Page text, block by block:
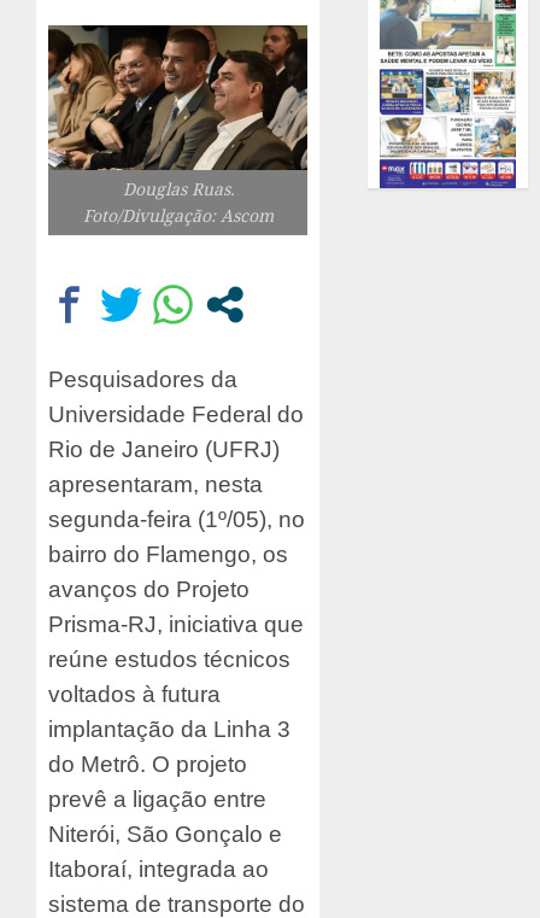
Douglas Ruas.
Foto/Divulgação: Ascom
Pesquisadores da
Universidade Federal do
Rio de Janeiro (UFRJ)
apresentaram, nesta
segunda-feira (1º/05), no
bairro do Flamengo, os
avanços do Projeto
Prisma-RJ, iniciativa que
reúne estudos técnicos
voltados à futura
implantação da Linha 3
do Metrô. O projeto
prevê a ligação entre
Niterói, São Gonçalo e
Itaboraí, integrada ao
sistema de transporte do